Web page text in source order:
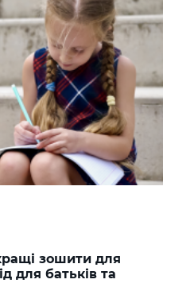
зошити для
для батьків та